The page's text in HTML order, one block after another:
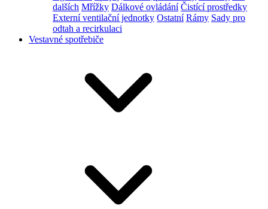
dalších Mřížky Dálkové ovládání Čistící prostředky
Externí ventilační jednotky Ostatní Rámy Sady pro
odtah a recirkulaci
Vestavné spotřebiče